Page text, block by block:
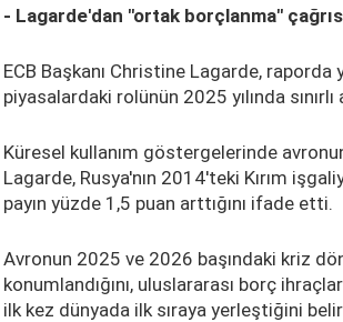
- Lagarde'dan "ortak borçlanma"
ECB Başkanı Christine Lagarde,
piyasalardaki rolünün 2025 yılında
Küresel kullanım göstergelerinde
Lagarde, Rusya'nın 2014'teki Kırım
payın yüzde 1,5 puan arttığını ifade etti.
Avronun 2025 ve 2026 başındaki kriz
konumlandığını, uluslararası borç
ilk kez dünyada ilk sıraya yerleştiğini